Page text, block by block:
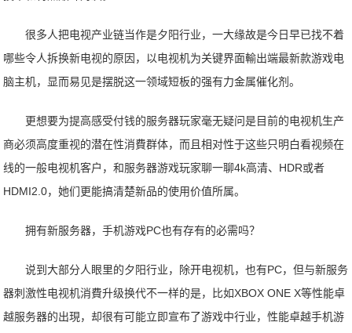
很多人把电视产业链当作是夕阳行业，一大缘故是今日早已找不着
哪些令人拆换新电视的原因，以电视机为关键界面輸出端最新款游戏电
脑主机，显而易见是摆脱这一领域短板的强有力金属催化剂。
更想要为提高感受付钱的服务器玩家毫无疑问是目前的电视机生产
商必须高度重视的潜在性消費群体，而且相对性于这些只明白看视频在
线的一般电视机客户，和服务器游戏玩家聊一聊4k高清、HDR或者
HDMI2.0，她们更能搞清楚新品的使用价值所属。
拥有新服务器，手机游戏PC也有存有的必需吗？
说到大部分人眼里的夕阳行业，除开电视机，也有PC，但与新服务
器刺激性电视机消費升级换代不一样的是，比如XBOX ONE X等性能卓
越服务器的出現，却很有可能立即宣布了游戏中行业，性能卓越手机游